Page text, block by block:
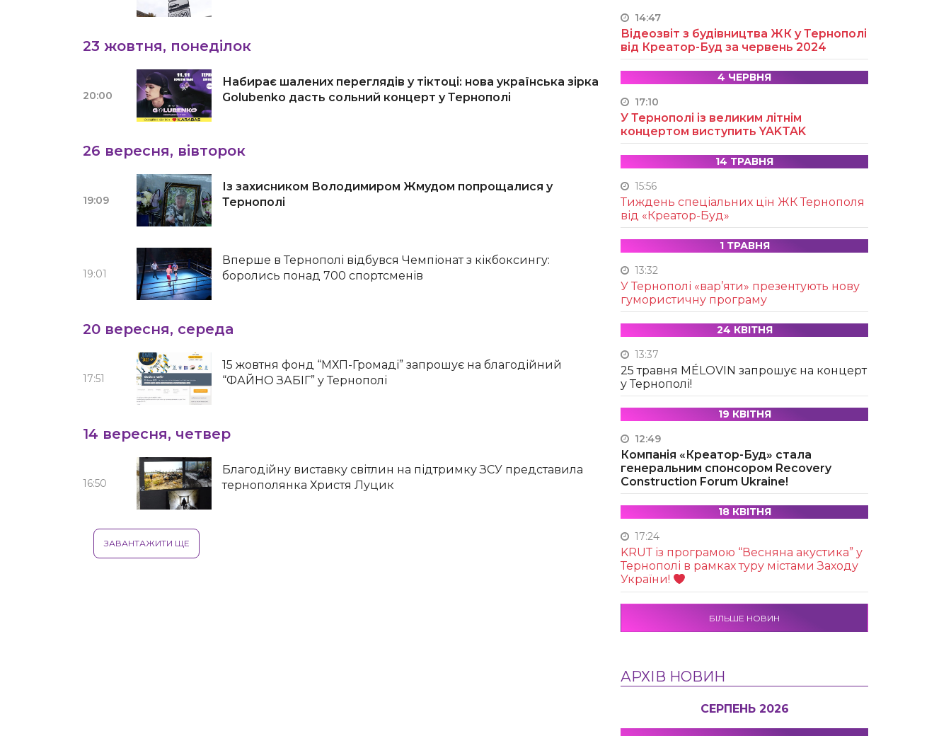
23 жовтня, понеділок
20:00
Набирає шалених переглядів у тіктоці: нова українська зірка
Golubenko дасть сольний концерт у Тернополі
26 вересня, вівторок
19:09
Із захисником Володимиром Жмудом попрощалися у
Тернополі
19:01
Вперше в Тернополі відбувся Чемпіонат з кікбоксингу:
боролись понад 700 спортсменів
20 вересня, середа
17:51
15 жовтня фонд “МХП-Громаді” запрошує на благодійний
“ФАЙНО ЗАБІГ” у Тернополі
14 вересня, четвер
16:50
Благодійну виставку світлин на підтримку ЗСУ представила
тернополянка Христя Луцик
ЗАВАНТАЖИТИ ЩЕ
14:47
Відеозвіт з будівництва ЖК у Тернополі
від Креатор-Буд за червень 2024
4 ЧЕРВНЯ
17:10
У Тернополі із великим літнім
концертом виступить YAKTAK
14 ТРАВНЯ
15:56
Тиждень спеціальних цін ЖК Тернополя
від «Креатор-Буд»
1 ТРАВНЯ
13:32
У Тернополі «вар’яти» презентують нову
гумористичну програму
24 КВІТНЯ
13:37
25 травня MÉLOVIN запрошує на концерт
у Тернополі!
19 КВІТНЯ
12:49
Компанія «Креатор-Буд» стала
генеральним спонсором Recovery
Construction Forum Ukraine!
18 КВІТНЯ
17:24
KRUТ із програмою “Весняна акустика” у
Тернополі в рамках туру містами Заходу
України!
БІЛЬШЕ НОВИН
АРХІВ НОВИН
СЕРПЕНЬ 2026